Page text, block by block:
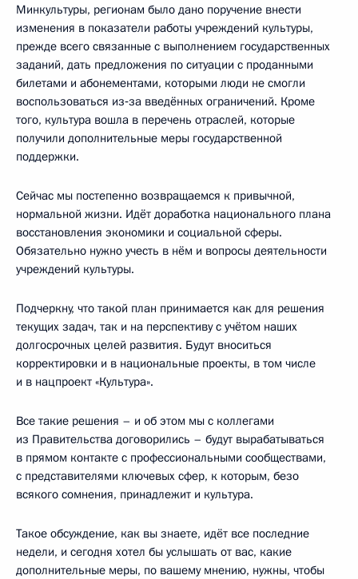
Минкультуры, регионам было дано поручение внести
изменения в показатели работы учреждений культуры,
прежде всего связанные с выполнением государственных
заданий, дать предложения по ситуации с проданными
билетами и абонементами, которыми люди не смогли
воспользоваться из‑за введённых ограничений. Кроме
того, культура вошла в перечень отраслей, которые
получили дополнительные меры государственной
поддержки.
Сейчас мы постепенно возвращаемся к привычной,
нормальной жизни. Идёт доработка национального плана
восстановления экономики и социальной сферы.
Обязательно нужно учесть в нём и вопросы деятельности
учреждений культуры.
Подчеркну, что такой план принимается как для решения
текущих задач, так и на перспективу с учётом наших
долгосрочных целей развития. Будут вноситься
корректировки и в национальные проекты, в том числе
и в нацпроект «Культура».
Все такие решения – и об этом мы с коллегами
из Правительства договорились – будут вырабатываться
в прямом контакте с профессиональными сообществами,
с представителями ключевых сфер, к которым, безо
всякого сомнения, принадлежит и культура.
Такое обсуждение, как вы знаете, идёт все последние
недели, и сегодня хотел бы услышать от вас, какие
дополнительные меры, по вашему мнению, нужны, чтобы